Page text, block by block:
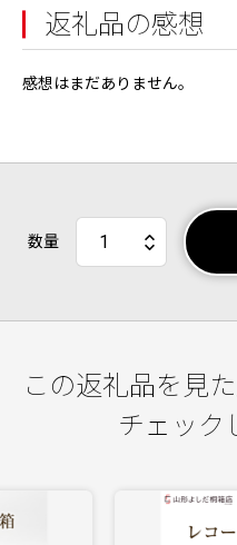
返礼品の感想
感想はまだありません。
数量
この返礼品を見
チェック